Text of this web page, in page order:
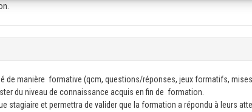
de manière formative (qcm, questions/réponses, jeux formatifs,
du niveau de connaissance acquis en fin de formation.
stagiaire et permettra de valider que la formation a répondu à leurs